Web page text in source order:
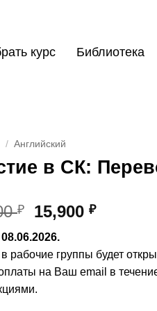
курс Библиотека
/ Английский
в СК:
₽
составляла
20,000 ₽.
15,900₽Текущая
рабочие группы будет
на Ваш email в